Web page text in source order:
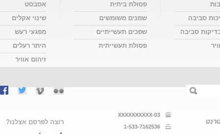
סביבה
סביבה
פסולת ביתית
שמנים משומשים
שפכים תעשייתיים
פסולת תעשייתית
אסבסט
שינוי אקלים
מפגעי רעש
היתר רעלים
זיהום אוויר
03-XXXXXXXXXX
1-533-7162536
רוצה לפרסם אצלנו?